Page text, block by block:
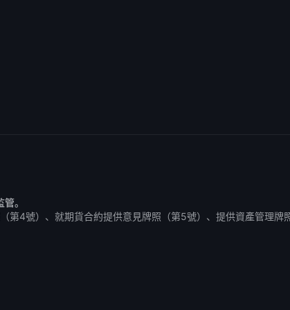
。
4號）、就期貨合約提供意見牌照（第5號）、提供資產管理牌